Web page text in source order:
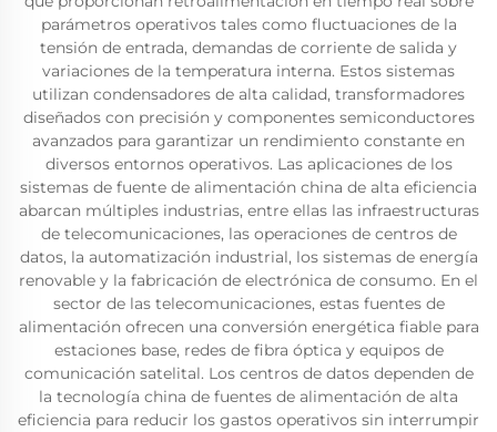
parámetros operativos tales como fluctuaciones de la
tensión de entrada, demandas de corriente de salida y
variaciones de la temperatura interna. Estos sistemas
utilizan condensadores de alta calidad, transformadores
diseñados con precisión y componentes semiconductores
avanzados para garantizar un rendimiento constante en
diversos entornos operativos. Las aplicaciones de los
sistemas de fuente de alimentación china de alta eficiencia
abarcan múltiples industrias, entre ellas las infraestructuras
de telecomunicaciones, las operaciones de centros de
datos, la automatización industrial, los sistemas de energía
renovable y la fabricación de electrónica de consumo. En el
sector de las telecomunicaciones, estas fuentes de
alimentación ofrecen una conversión energética fiable para
estaciones base, redes de fibra óptica y equipos de
comunicación satelital. Los centros de datos dependen de
la tecnología china de fuentes de alimentación de alta
eficiencia para reducir los gastos operativos sin interrumpir